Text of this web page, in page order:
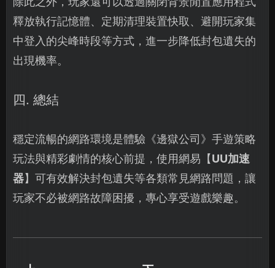
釋放執行記憶體、定期清理裝置快取、避開玩家集
中登入的尖峰時段等方式，進一步降低封包遺失的
出現機率。
四. 總結
穩定流暢的網路環境是體驗《邊獄公司》手遊策略
玩法與精彩劇情的核心前提，使用網易【UU加速
器】可有效解決封包遺失等各類常見網路問題，讓
玩家不必被網路故障困擾，專心享受遊戲樂趣。